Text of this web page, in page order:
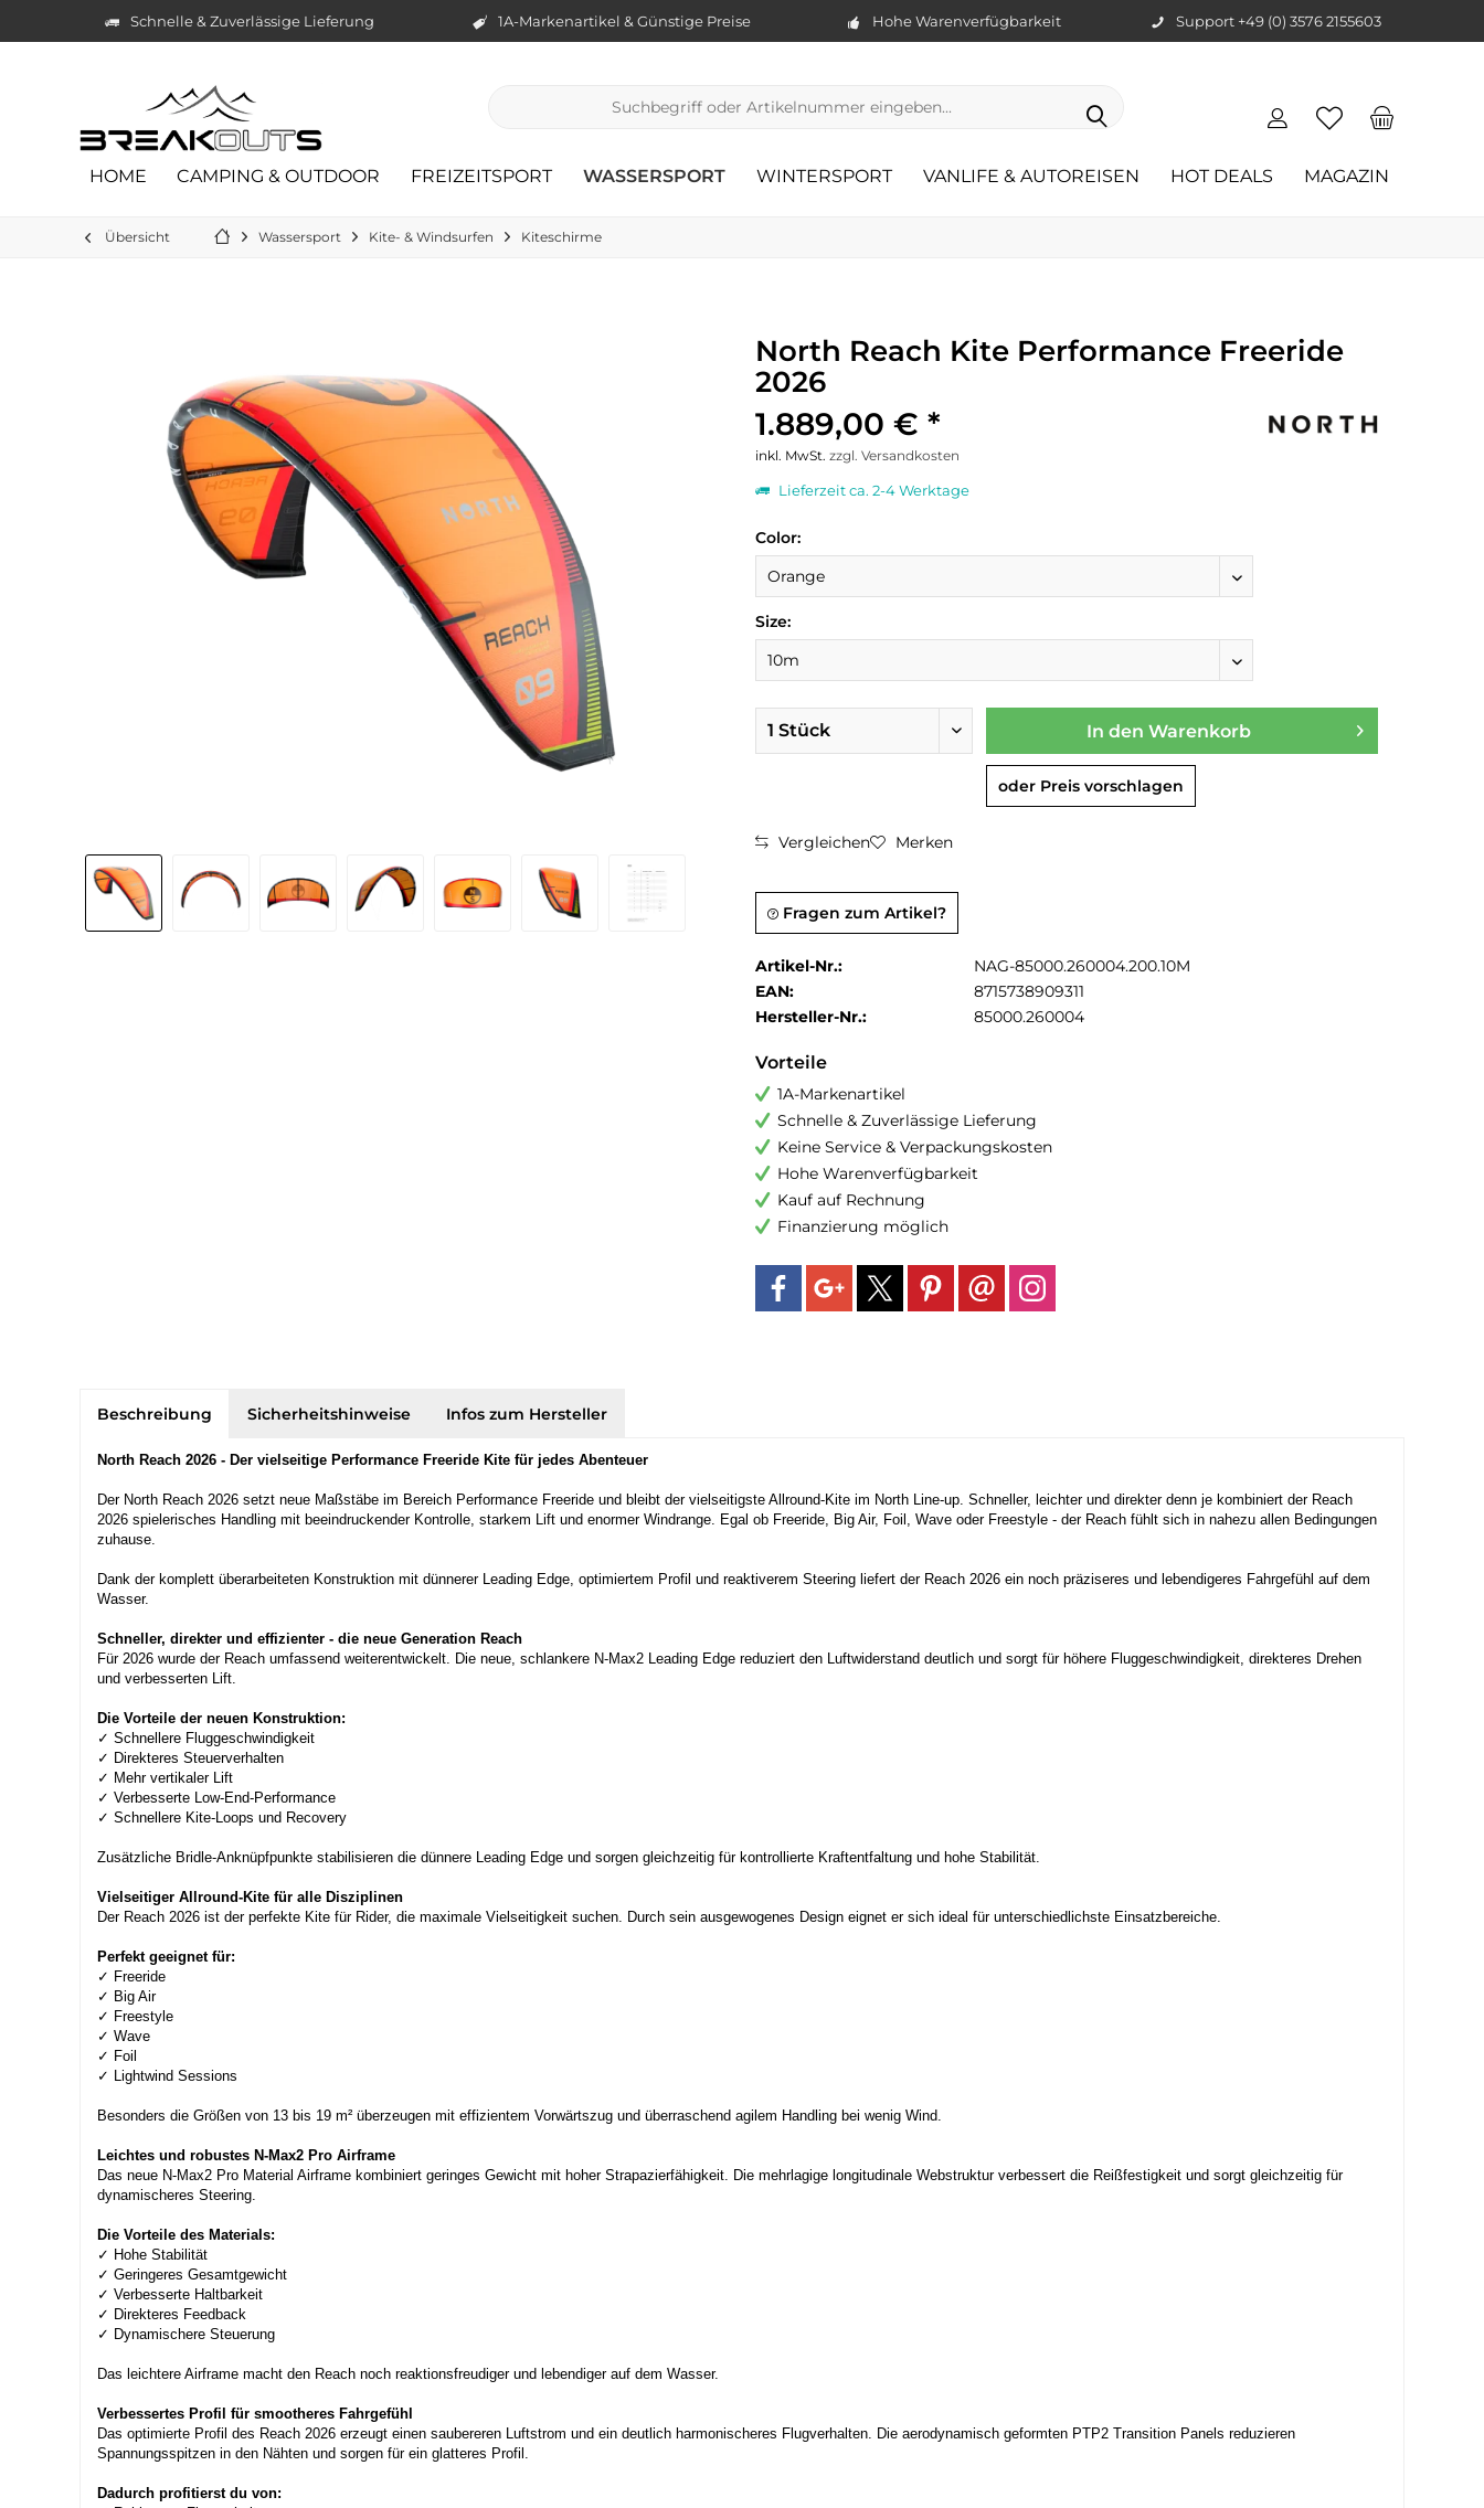
Schnelle & Zuverlässige Lieferung 1A-Markenartikel & Günstige Preise Hohe Warenverfügbarkeit Support +49 (0) 3576 2155603
HOME CAMPING & OUTDOOR FREIZEITSPORT WASSERSPORT WINTERSPORT VANLIFE & AUTOREISEN HOT DEALS MAGAZIN
Übersicht Wassersport Kite- & Windsurfen Kiteschirme
North Reach Kite Performance Freeride
2026
1.889,00 € *
inkl. MwSt. zzgl. Versandkosten
Lieferzeit ca. 2-4 Werktage
Color:
Size:
In den Warenkorb
oder Preis vorschlagen
Vergleichen Merken
Fragen zum Artikel?
Artikel-Nr.:
NAG-85000.260004.200.10M
EAN:
8715738909311
Hersteller-Nr.:
85000.260004
Vorteile
1A-Markenartikel
Schnelle & Zuverlässige Lieferung
Keine Service & Verpackungskosten
Hohe Warenverfügbarkeit
Kauf auf Rechnung
Finanzierung möglich
Beschreibung Sicherheitshinweise Infos zum Hersteller
North Reach 2026 - Der vielseitige Performance Freeride Kite für jedes Abenteuer
Der North Reach 2026 setzt neue Maßstäbe im Bereich Performance Freeride und bleibt der vielseitigste Allround-Kite im North Line-up. Schneller, leichter und direkter denn je kombiniert der Reach
2026 spielerisches Handling mit beeindruckender Kontrolle, starkem Lift und enormer Windrange. Egal ob Freeride, Big Air, Foil, Wave oder Freestyle - der Reach fühlt sich in nahezu allen Bedingungen
zuhause.
Dank der komplett überarbeiteten Konstruktion mit dünnerer Leading Edge, optimiertem Profil und reaktiverem Steering liefert der Reach 2026 ein noch präziseres und lebendigeres Fahrgefühl auf dem
Wasser.
Schneller, direkter und effizienter - die neue Generation Reach
Für 2026 wurde der Reach umfassend weiterentwickelt. Die neue, schlankere N-Max2 Leading Edge reduziert den Luftwiderstand deutlich und sorgt für höhere Fluggeschwindigkeit, direkteres Drehen
und verbesserten Lift.
Die Vorteile der neuen Konstruktion:
✓ Schnellere Fluggeschwindigkeit
✓ Direkteres Steuerverhalten
✓ Mehr vertikaler Lift
✓ Verbesserte Low-End-Performance
✓ Schnellere Kite-Loops und Recovery
Zusätzliche Bridle-Anknüpfpunkte stabilisieren die dünnere Leading Edge und sorgen gleichzeitig für kontrollierte Kraftentfaltung und hohe Stabilität.
Vielseitiger Allround-Kite für alle Disziplinen
Der Reach 2026 ist der perfekte Kite für Rider, die maximale Vielseitigkeit suchen. Durch sein ausgewogenes Design eignet er sich ideal für unterschiedlichste Einsatzbereiche.
Perfekt geeignet für:
✓ Freeride
✓ Big Air
✓ Freestyle
✓ Wave
✓ Foil
✓ Lightwind Sessions
Besonders die Größen von 13 bis 19 m² überzeugen mit effizientem Vorwärtszug und überraschend agilem Handling bei wenig Wind.
Leichtes und robustes N-Max2 Pro Airframe
Das neue N-Max2 Pro Material Airframe kombiniert geringes Gewicht mit hoher Strapazierfähigkeit. Die mehrlagige longitudinale Webstruktur verbessert die Reißfestigkeit und sorgt gleichzeitig für
dynamischeres Steering.
Die Vorteile des Materials:
✓ Hohe Stabilität
✓ Geringeres Gesamtgewicht
✓ Verbesserte Haltbarkeit
✓ Direkteres Feedback
✓ Dynamischere Steuerung
Das leichtere Airframe macht den Reach noch reaktionsfreudiger und lebendiger auf dem Wasser.
Verbessertes Profil für smootheres Fahrgefühl
Das optimierte Profil des Reach 2026 erzeugt einen saubereren Luftstrom und ein deutlich harmonischeres Flugverhalten. Die aerodynamisch geformten PTP2 Transition Panels reduzieren
Spannungsspitzen in den Nähten und sorgen für ein glatteres Profil.
Dadurch profitierst du von: